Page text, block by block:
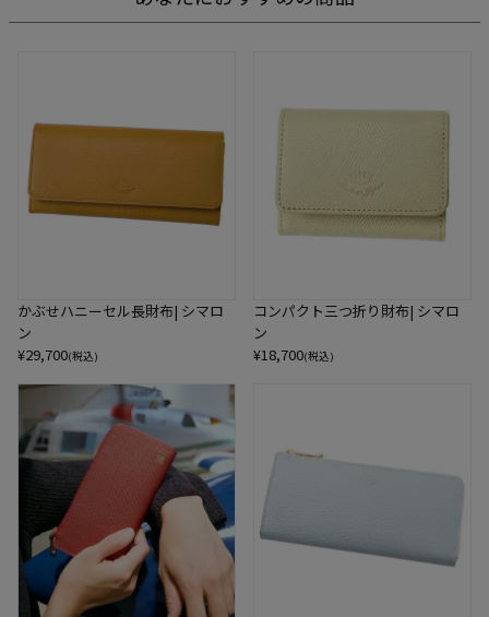
かぶせハニーセル長財布| シマロ
ン
¥29,700(税込)
コンパクト三つ折り財布| シマロ
ン
¥18,700(税込)